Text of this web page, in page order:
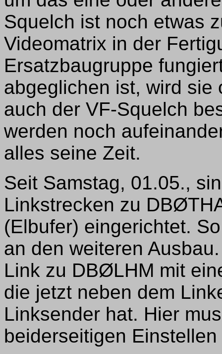
Squelch ist noch etwas
Videomatrix in der
Ersatzbaugruppe
abgeglichen ist, wird sie
auch der VF-Squelch
werden noch
alles seine Zeit.
Seit Samstag, 01.05.,
Linkstrecken zu
(Elbufer) eingerichtet.
an den weiteren
Link zu DBØLHM mit
die jetzt neben dem
Linksender hat. Hier
beiderseitigen